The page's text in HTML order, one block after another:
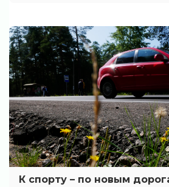
К спорту – по новым